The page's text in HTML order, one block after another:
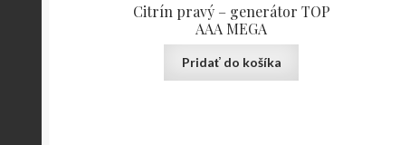
Citrín pravý – generátor TOP
AAA MEGA
Pridať do košíka